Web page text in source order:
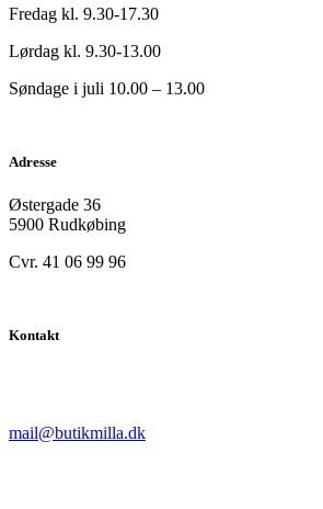
Fredag kl. 9.30-17.30
Lørdag kl. 9.30-13.00
Søndage i juli 10.00 – 13.00
Adresse
Østergade 36
5900 Rudkøbing
Cvr. 41 06 99 96
Kontakt
mail@butikmilla.dk